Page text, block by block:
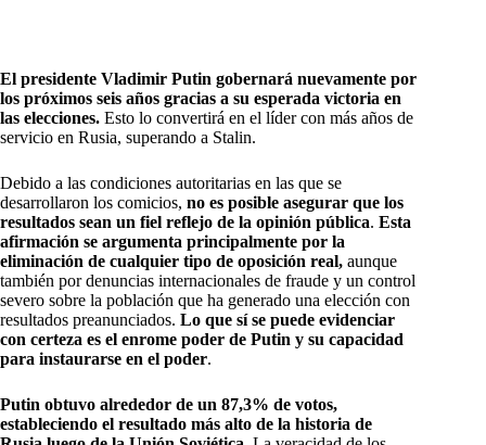
El presidente Vladimir Putin gobernará nuevamente por
los próximos seis años gracias a su esperada victoria en
las elecciones. Esto lo convertirá en el líder con más años de
servicio en Rusia, superando a Stalin.
Debido a las condiciones autoritarias en las que se
desarrollaron los comicios, no es posible asegurar que los
resultados sean un fiel reflejo de la opinión pública. Esta
afirmación se argumenta principalmente por la
eliminación de cualquier tipo de oposición real, aunque
también por denuncias internacionales de fraude y un control
severo sobre la población que ha generado una elección con
resultados preanunciados. Lo que sí se puede evidenciar
con certeza es el enrome poder de Putin y su capacidad
para instaurarse en el poder.
Putin obtuvo alrededor de un 87,3% de votos,
estableciendo el resultado más alto de la historia de